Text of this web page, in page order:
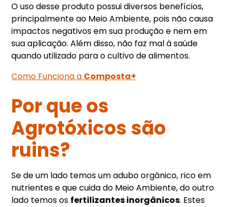
O uso desse produto possui diversos benefícios,
principalmente ao Meio Ambiente, pois não causa
impactos negativos em sua produção e nem em
sua aplicação. Além disso, não faz mal à saúde
quando utilizado para o cultivo de alimentos.
Como Funciona a Composta+
Porque os
Agrotóxicos são
ruins?
Se de um lado temos um adubo orgânico, rico em
nutrientes e que cuida do Meio Ambiente, do outro
lado temos os fertilizantes inorgânicos. Estes